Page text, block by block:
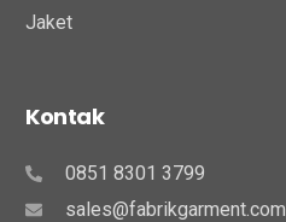
Jaket
Kontak
0851 8301 3799
sales@fabrikgarment.com